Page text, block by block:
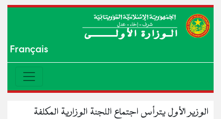
Français
الوزير الأول يترأس اجتماع اللجنة الوزارية المكلفة